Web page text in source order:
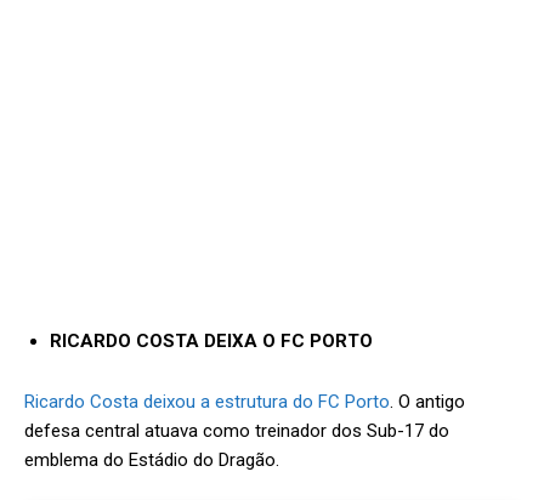
RICARDO COSTA DEIXA O FC PORTO
Ricardo Costa deixou a estrutura do FC Porto. O antigo
defesa central atuava como treinador dos Sub-17 do
emblema do Estádio do Dragão.